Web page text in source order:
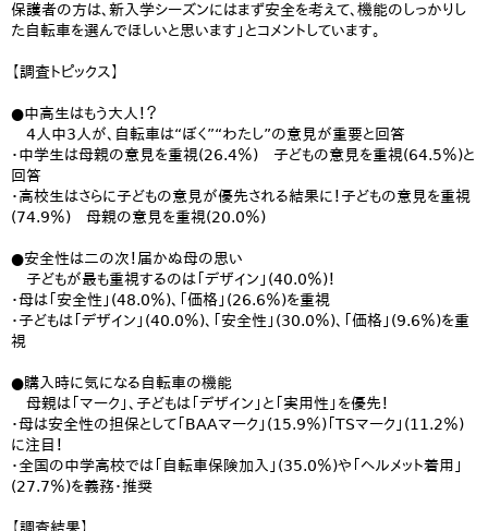
保護者の方は、新入学シーズンにはまず安全を考えて、機能のしっかりし
た自転車を選んでほしいと思います」とコメントしています。
【調査トピックス】
●中高生はもう大人！？
4人中3人が、自転車は“ぼく”“わたし”の意見が重要と回答
・中学生は母親の意見を重視(26.4％) 子どもの意見を重視(64.5％)と
回答
・高校生はさらに子どもの意見が優先される結果に！子どもの意見を重視
(74.9％) 母親の意見を重視(20.0％)
●安全性は二の次！届かぬ母の思い
子どもが最も重視するのは「デザイン」(40.0％)！
・母は「安全性」(48.0％)、「価格」(26.6％)を重視
・子どもは「デザイン」(40.0％)、「安全性」(30.0％)、「価格」(9.6％)を重
視
●購入時に気になる自転車の機能
母親は「マーク」、子どもは「デザイン」と「実用性」を優先！
・母は安全性の担保として「BAAマーク」(15.9％)「TSマーク」(11.2％)
に注目！
・全国の中学高校では「自転車保険加入」(35.0％)や「ヘルメット着用」
(27.7％)を義務・推奨